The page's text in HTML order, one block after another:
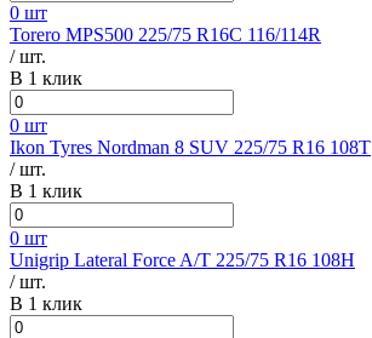
0 шт
Torero MPS500 225/75 R16C 116/114R
/ шт.
В 1 клик
0 шт
Ikon Tyres Nordman 8 SUV 225/75 R16 108T
/ шт.
В 1 клик
0 шт
Unigrip Lateral Force A/T 225/75 R16 108H
/ шт.
В 1 клик